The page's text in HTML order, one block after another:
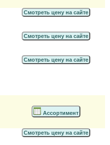
Смотреть цену на сайте
Смотреть цену на сайте
Смотреть цену на сайте
Ассортимент
Смотреть цену на сайте